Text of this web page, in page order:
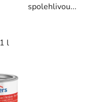
spolehlivou...
1 l